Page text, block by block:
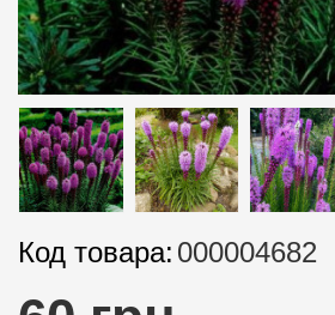
Код товара: 000004682